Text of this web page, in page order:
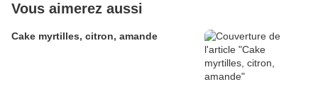
Vous aimerez aussi
Cake myrtilles, citron, amande